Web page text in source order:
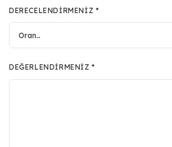
DERECELENDIRMENIZ *
DEĞERLENDIRMENIZ*